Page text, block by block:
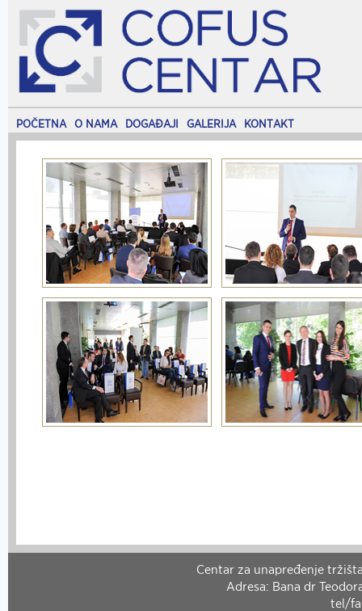
POČETNA O NAMA DOGAĐAJI GALERIJA KONTAKT
Centar za unapređenje
Adresa: Bana dr
tel/